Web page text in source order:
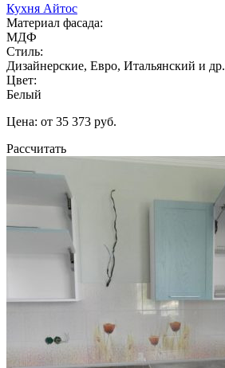
Кухня Айтос
Материал фасада:
МДФ
Стиль:
Дизайнерские, Евро, Итальянский и др.
Цвет:
Белый
Цена: от 35 373 руб.
Рассчитать